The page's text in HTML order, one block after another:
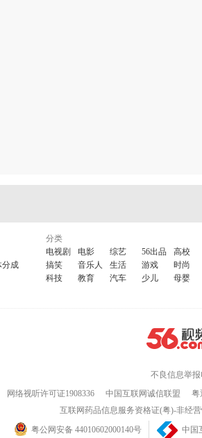
分成
分类
电视剧
电影 综艺 56出品 高校
搞笑
音乐人 生活 游戏 时尚
科技
教育 汽车 少儿 母婴
不良信息举报
网络视听许可证1908336
中国互联网诚信联盟 粤
互联网药品信息服务资格证(粤)-非经营
粤公网安备 44010602000140号
中国